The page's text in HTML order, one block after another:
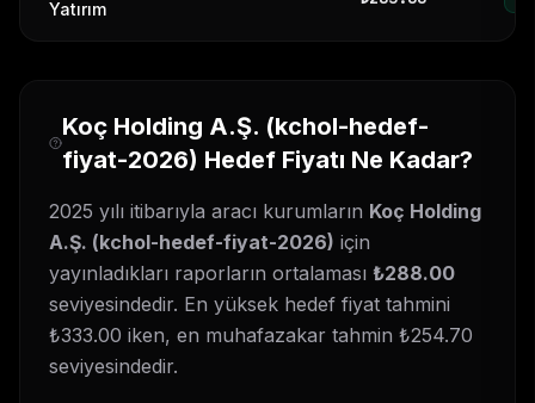
Yatırım
Koç Holding A.Ş. (kchol-hedef-
fiyat-2026) Hedef Fiyatı Ne Kadar?
2025 yılı itibarıyla aracı kurumların Koç Holding
A.Ş. (kchol-hedef-fiyat-2026) için
yayınladıkları raporların ortalaması ₺288.00
seviyesindedir. En yüksek hedef fiyat tahmini
₺333.00 iken, en muhafazakar tahmin ₺254.70
seviyesindedir.